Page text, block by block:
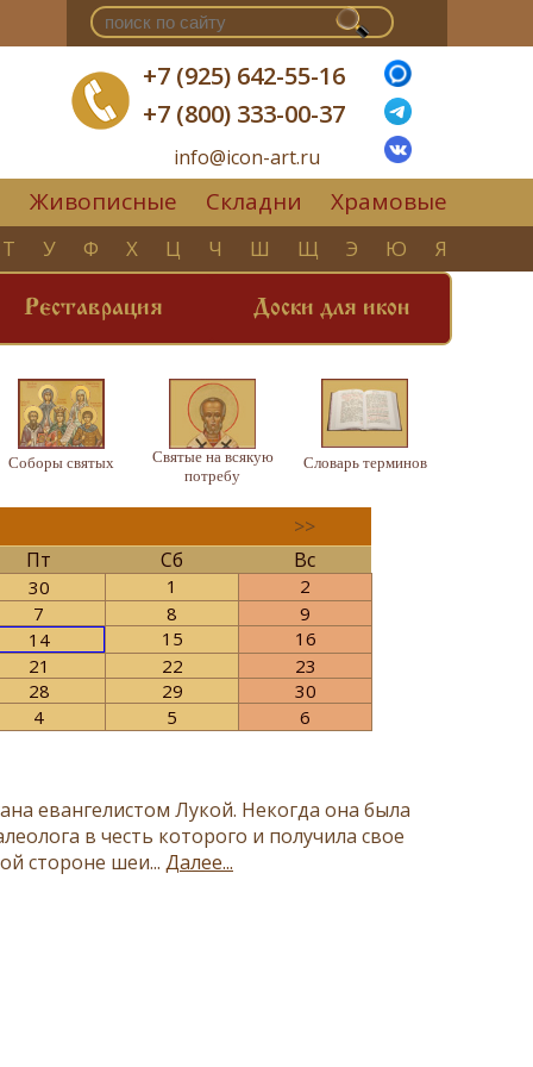
+7 (925) 642-55-16
+7 (800) 333-00-37
info@icon-art.ru
Живописные Складни Храмовые
Т У Ф Х Ц Ч Ш Щ Э Ю Я
Реставрация Доски для икон
Соборы святых
Святые на всякую
потребу
Словарь терминов
>>
Пт Сб Вс
30 1
2
7 8
9
14 15
16
21 22
23
28 29
30
4 5 6
евангелистом Лукой. Некогда она была
в честь которого и получила свое
стороне шеи... Далее...